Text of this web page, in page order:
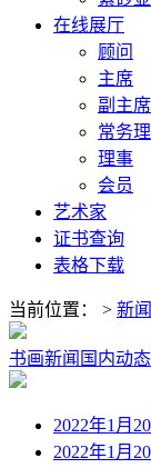
在线展厅
顾问
主席
副主席
常务
理事
会员
艺术家
证书查询
表格下载
当前位置： > 新
书画新闻 国内动态
2022年1月
2022年1月